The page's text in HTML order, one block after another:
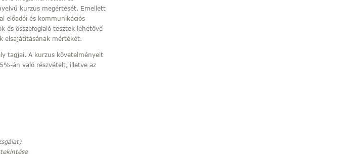
kurzus megértését. Emellett
előadói és kommunikációs
és összefoglaló tesztek lehetővé
elsajátításának mértékét.
tagjai. A kurzus követelményeit
án való részvételt, illetve az